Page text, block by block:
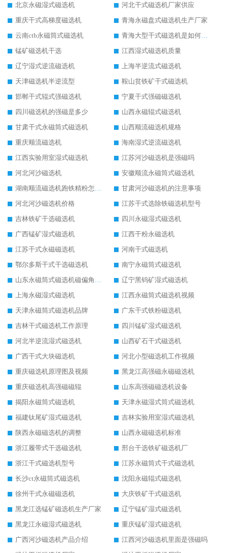
北京永磁湿式磁选机
河北干式磁选机厂家供应
重庆干式高梯度磁选机
青海永磁盘式磁选机生产厂家
云南ctb永磁筒式磁选机
青海大型干式磁选机是如何选矿的
锰矿磁选机干选
江西湿式磁选机质量
辽宁湿式逆流磁选机
上海半逆流式磁选机
天津磁选机半逆流型
鞍山贫铁矿干式磁选机
邯郸干式辊式强磁选机
宁夏干式强磁磁选机
四川磁选机的强磁是多少
山西永磁辊式磁选机
甘肃干式永磁筒式磁选机
山西顺流磁选机规格
重庆顺流磁选机
海南湿式逆流磁选机
江西实验用室湿式磁选机
江苏河沙磁选机是强磁吗
河北河沙磁选机
安徽顺流永磁筒式磁选机
湖南顺流磁选机跑铁精粉怎么处理
甘肃河沙磁选机的注意事项
河北河沙磁选机价格
江苏干式选除铁磁选机型号
吉林铁矿干选磁选机
四川永磁湿式磁选机
广西锰矿湿式磁选机
江西干粉永磁选机
江苏干式永磁磁选机
河南干式磁选机
鄂尔多斯干式干选磁选机
南宁永磁筒式磁选机
山东永磁筒式磁选机磁偏角怎么调整
辽宁黑钨矿湿式磁选机
上海永磁湿式磁选机
江西永磁筒式磁选机视频
天津永磁筒式磁选机品牌
广东干式铁粉磁选机
吉林干式磁选机工作原理
四川锰矿湿式磁选机
河北半逆流湿式磁选机
山西矿石干式磁选机
广西干式大块磁选机
河北小型磁选机工作视频
重庆磁选机原理图及视频
黑龙江高强磁永磁磁选机
重庆磁选机高强磁磁辊
山东高强磁磁选机设备
揭阳永磁筒式磁选机
天津永磁湿式筒式磁选机
福建钛尾矿湿式磁选机
吉林实验用室湿式磁选机
陕西永磁磁选机的调整
山西永磁磁选机标准
浙江履带式干选磁选机
邢台干选铁矿磁选机厂
浙江干式磁选机型号
江苏永磁筒式干式磁选机
长沙ct永磁筒式磁选机
沈阳永磁辊式磁选机
徐州干式永磁磁选机
大庆铁矿干式磁选机
黑龙江选锰矿磁选机生产厂家
辽宁锰矿湿式磁选机
黑龙江永磁湿式磁选机
重庆锰矿湿式磁选机
广西河沙磁选机产品介绍
江西河沙磁选机里面是强磁吗